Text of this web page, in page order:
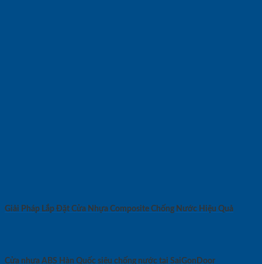
Giải Pháp Lắp Đặt Cửa Nhựa Composite Chống Nước Hiệu Quả
Cửa nhựa ABS Hàn Quốc siêu chống nước tại SaiGonDoor